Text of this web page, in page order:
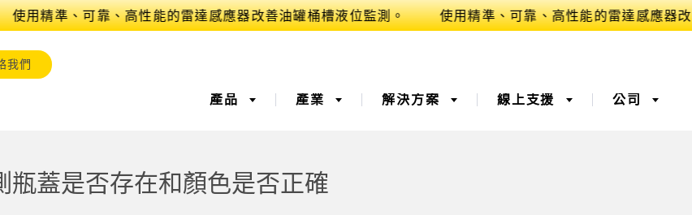
我們
產品 產業 解決方案
聯網與智慧工廠​
線上支援 公司
瓶蓋是否存在和顏色是否正確